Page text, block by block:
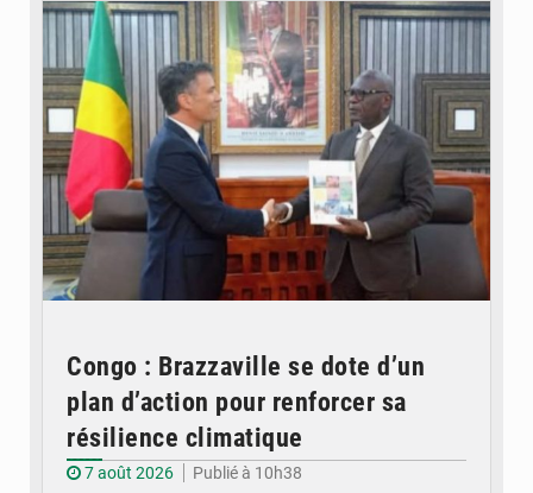
Congo : Brazzaville se dote d’un
plan d’action pour renforcer sa
résilience climatique
7 août 2026
Publié à 10h38